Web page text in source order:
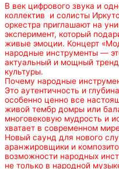
В век цифрового звука и
коллектив и солисты
оркестра приглашают на
эксперимент, который
живые эмоции. Концерт
народные инструменты —
актуальный и мощный
культуры.
Почему народные
Это аутентичность и
особенно ценно все
живой тембр домры или
многовековую мудрость и
хватает в современном
Новый саунд для нового
аранжировщики и
возможности народных
не только в народной